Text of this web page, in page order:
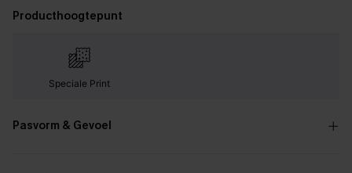
Producthoogtepunt
Speciale Print
Pasvorm & Gevoel